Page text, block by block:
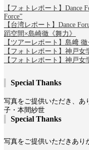
【フォトレポート】Dance
Force”
【台湾レポート】Dance
蹈空間×島崎徹《舞力》
【ツアーレポート】島﨑
【フォトレポート】神戸
【フォトレポート】神戸
Special Thanks
写真をご提供いただき、あ
子・本間紗世
Special Thanks
写真をご提供いただきあり